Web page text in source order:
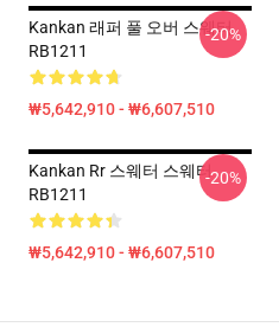
Kankan 래퍼 풀 오버 스웨터
RB1211
₩5,642,910 - ₩6,607,510
-20%
Kankan Rr 스웨터 스웨터
RB1211
₩5,642,910 - ₩6,607,510
-20%